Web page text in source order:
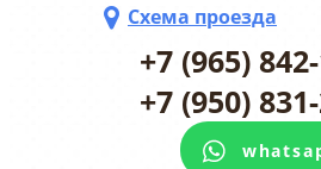
Схема проезда
+7 (965)
+7 (950)